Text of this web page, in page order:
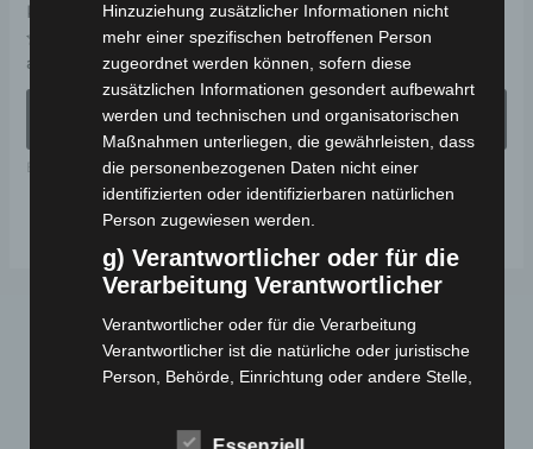
KM/H
Bewertet
mit
0
ab 2.081,82€ *
AUSFÜHRUNG
WÄHLEN
der
Produktseite
gewählt
werden
Elektro-Fahrzeuge
KM/H
Bewertet
mit
0
5
2.499,00€2.249,00
AUSFÜHRUNG
WÄHLEN
Elektro-Nutzfahrzeuge
Hinzuziehung zusätzlicher Informationen nicht
mehr einer spezifischen betroffenen Person
zugeordnet werden können, sofern diese
zusätzlichen Informationen gesondert aufbewahrt
werden und technischen und organisatorischen
Maßnahmen unterliegen, die gewährleisten, dass
die personenbezogenen Daten nicht einer
identifizierten oder identifizierbaren natürlichen
Person zugewiesen werden.
g) Verantwortlicher oder für die
Verarbeitung Verantwortlicher
Verantwortlicher oder für die Verarbeitung
Verantwortlicher ist die natürliche oder juristische
Person, Behörde, Einrichtung oder andere Stelle,
Zwecke und Mittel der Verarbeitung von